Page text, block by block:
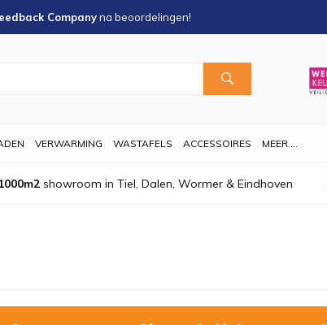
Companyna beoordelingen!
VERWARMING WASTAFELS ACCESSOIRES MEER....
showroom in Tiel, Dalen, Wormer & Eindhoven